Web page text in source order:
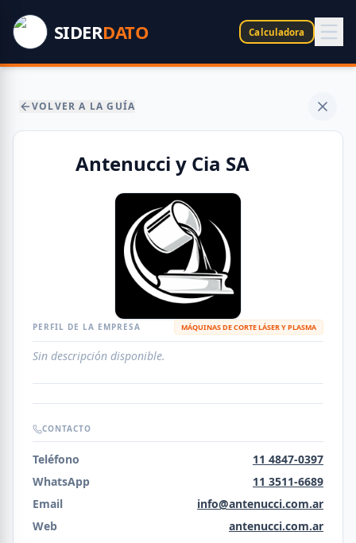
SIDERDATO Calculadora
VOLVER A LA GUÍA
Antenucci y Cia SA
PERFIL DE LA EMPRESA MÁQUINAS DE CORTE LÁSER Y PLASMA
Sin descripción disponible.
CONTACTO
Teléfono
11 4847-0397
WhatsApp
11 3511-6689
Email
info@antenucci.com.ar
Web
antenucci.com.ar